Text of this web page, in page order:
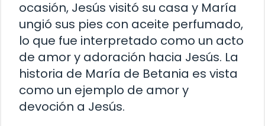
ocasión, Jesús visitó su casa y María
ungió sus pies con aceite perfumado,
lo que fue interpretado como un acto
de amor y adoración hacia Jesús. La
historia de María de Betania es vista
como un ejemplo de amor y
devoción a Jesús.